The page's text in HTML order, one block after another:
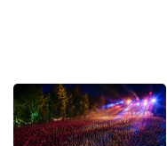
ZDJĘCIA